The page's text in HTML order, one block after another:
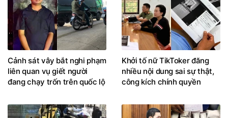
Cảnh sát vây bắt nghi phạm
liên quan vụ giết người
đang chạy trốn trên quốc lộ
Khởi tố nữ TikToker đăng
nhiều nội dung sai sự thật,
công kích chính quyền